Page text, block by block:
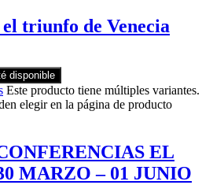
triunfo de Venecia
disponible
Este producto tiene múltiples variantes.
elegir en la página de producto
EL
MARZO – 01 JUNIO